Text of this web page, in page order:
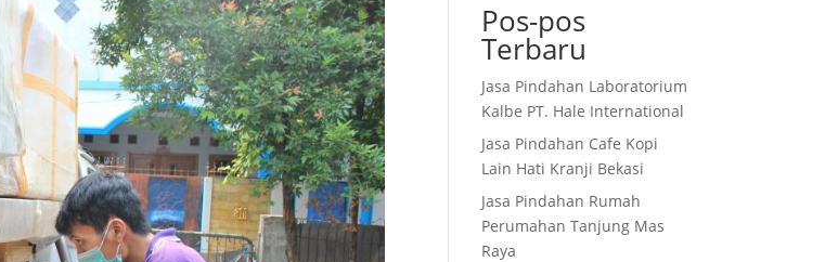
Pos-pos
Terbaru
Jasa Pindahan Laboratorium
Kalbe PT. Hale International
Jasa Pindahan Cafe Kopi
Lain Hati Kranji Bekasi
Jasa Pindahan Rumah
Perumahan Tanjung Mas
Raya